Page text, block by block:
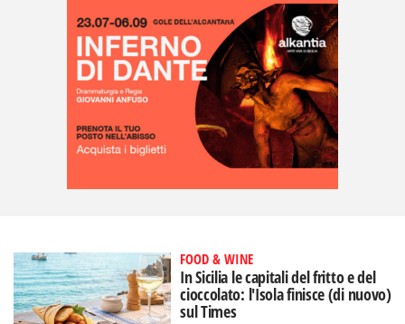
FOOD & WINE
In Sicilia le capitali del fritto e del
cioccolato: l'Isola finisce (di nuovo)
sul Times